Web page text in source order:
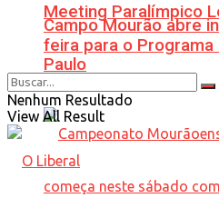
Meeting Paralímpico
Paulo
Campo Mourão abre
feira para o Programa
Nenhum Resultado
View All Result